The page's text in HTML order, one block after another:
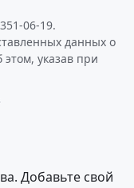
06-19.
данных о
указав при
Добавьте свой